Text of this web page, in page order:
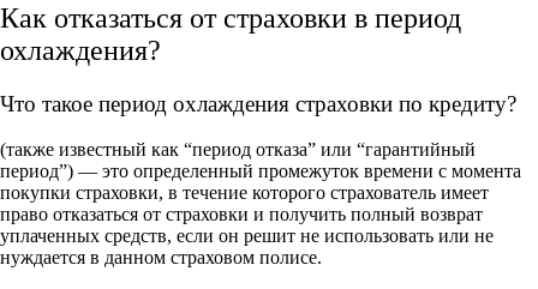
Как отказаться от страховки в период
охлаждения?
Что такое период охлаждения страховки по кредиту?
(также известный как “период отказа” или “гарантийный
период”) — это определенный промежуток времени с момента
покупки страховки, в течение которого страхователь имеет
право отказаться от страховки и получить полный возврат
уплаченных средств, если он решит не использовать или не
нуждается в данном страховом полисе.